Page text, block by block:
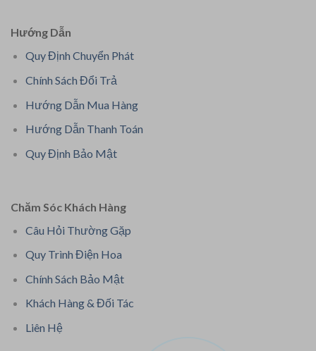
Hướng Dẫn
Quy Định Chuyển Phát
Chính Sách Đổi Trả
Hướng Dẫn Mua Hàng
Hướng Dẫn Thanh Toán
Quy Định Bảo Mật
Chăm Sóc Khách Hàng
Câu Hỏi Thường Gặp
Quy Trình Điện Hoa
Chính Sách Bảo Mật
Khách Hàng & Đối Tác
Liên Hệ